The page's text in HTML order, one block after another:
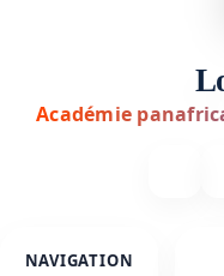
Académie
NAVIGATION